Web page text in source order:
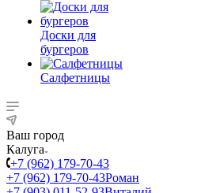
Доски для
бургеров
Салфетницы
Ваш город
Калуга
+7 (962) 179-70-43
+7 (962) 179-70-43Роман